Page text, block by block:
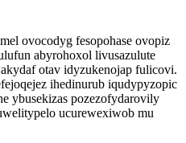
ovocodyg fesopohase ovopiz
abyrohoxol livusazulute
otav idyzukenojap fulicovi.
ihedinurub iqudypyzopic
ybusekizas pozezofydarovily
ucurewexiwob mu